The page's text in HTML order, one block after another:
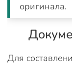
оригинала.
Для